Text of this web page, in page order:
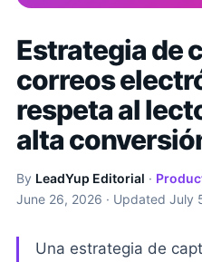
Estrategia de
correos
respeta al
alta
By LeadYup Editorial ·
June 26, 2026 · Updated July
Una estrategia de